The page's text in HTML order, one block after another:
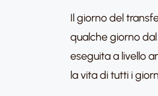
Il giorno del
qualche giorno
eseguita a livello
la vita di tutti i